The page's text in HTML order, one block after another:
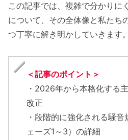
この記事では、複雑で分かりに
について、その全体像と私たち
つ丁寧に解き明かしていきます。
＜記事のポイント＞
・2026年から本格化する
改正
・段階的に強化される騒
ェーズ1～3）の詳細